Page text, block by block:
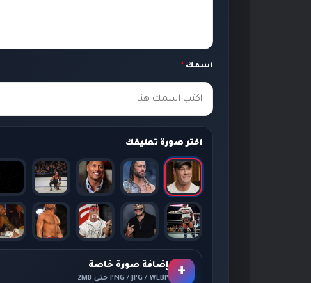
ك
اسمك *
اختر صورة تعليقك
+ إضافة صورة خاصة
PNG / JPG / WEBP حتى 2MB